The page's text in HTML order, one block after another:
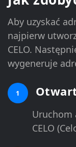
Aby uzyskać
najpierw
CELO.
wygeneruje
1
Uruchom
CELO